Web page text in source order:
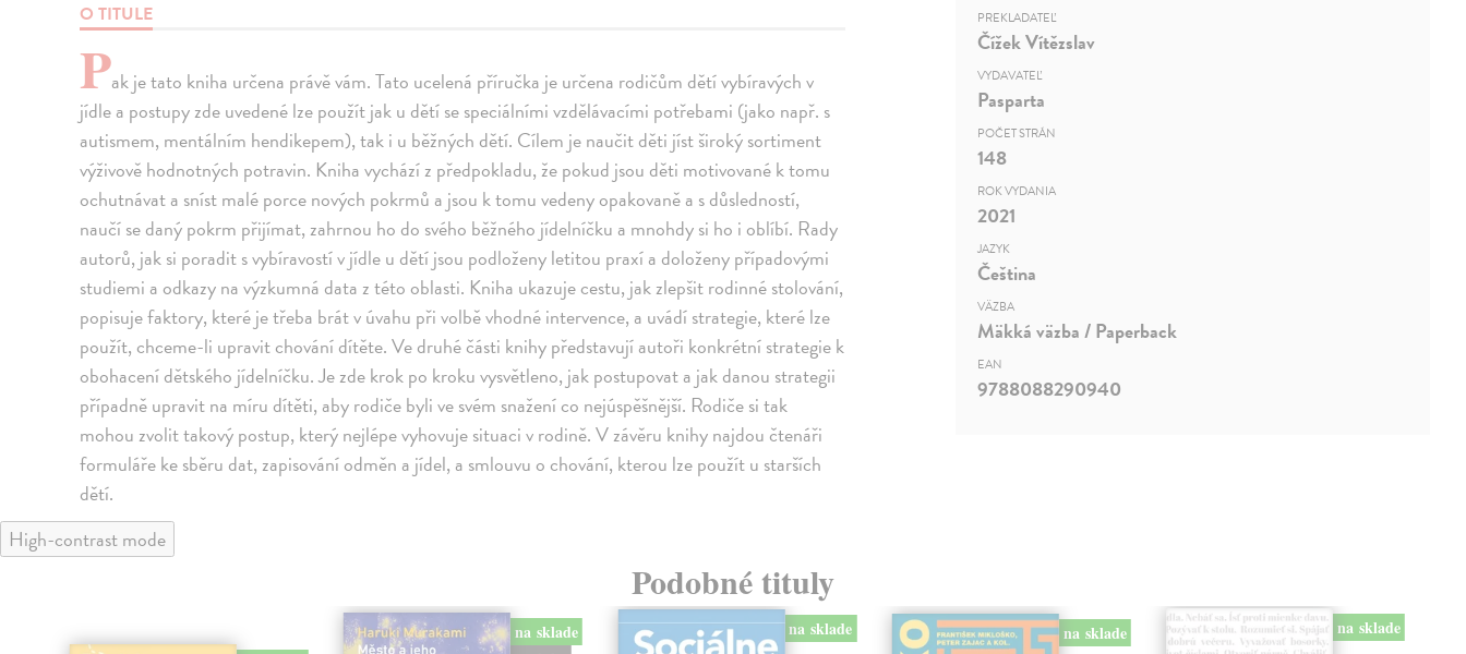
O TITULE
Pak je tato kniha určena právě vám. Tato ucelená příručka je určena rodičům dětí vybíravých v
jídle a postupy zde uvedené lze použít jak u dětí se speciálními vzdělávacími potřebami (jako např. s
autismem, mentálním hendikepem), tak i u běžných dětí. Cílem je naučit děti jíst široký sortiment
výživově hodnotných potravin. Kniha vychází z předpokladu, že pokud jsou děti motivované k tomu
ochutnávat a sníst malé porce nových pokrmů a jsou k tomu vedeny opakovaně a s důsledností,
naučí se daný pokrm přijímat, zahrnou ho do svého běžného jídelníčku a mnohdy si ho i oblíbí. Rady
autorů, jak si poradit s vybíravostí v jídle u dětí jsou podloženy letitou praxí a doloženy případovými
studiemi a odkazy na výzkumná data z této oblasti. Kniha ukazuje cestu, jak zlepšit rodinné stolování,
popisuje faktory, které je třeba brát v úvahu při volbě vhodné intervence, a uvádí strategie, které lze
použít, chceme-li upravit chování dítěte. Ve druhé části knihy představují autoři konkrétní strategie k
obohacení dětského jídelníčku. Je zde krok po kroku vysvětleno, jak postupovat a jak danou strategii
případně upravit na míru dítěti, aby rodiče byli ve svém snažení co nejúspěšnější. Rodiče si tak
mohou zvolit takový postup, který nejlépe vyhovuje situaci v rodině. V závěru knihy najdou čtenáři
formuláře ke sběru dat, zapisování odměn a jídel, a smlouvu o chování, kterou lze použít u starších
dětí.
PREKLADATEĽ
Čížek Vítězslav
VYDAVATEĽ
Pasparta
POČET STRÁN
148
ROK VYDANIA
2021
JAZYK
Čeština
VÄZBA
Mäkká väzba / Paperback
EAN
9788088290940
High-contrast mode
Podobné tituly
na sklade
na sklade na sklade na sklade